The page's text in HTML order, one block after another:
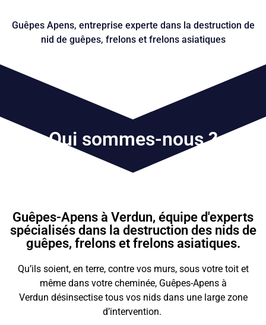
Guêpes Apens, entreprise experte dans la destruction de
nid de guêpes, frelons et frelons asiatiques
Qui sommes-nous ?
Guêpes-Apens à Verdun, équipe d'experts
spécialisés dans la destruction des nids de
guêpes, frelons et frelons asiatiques.
Qu’ils soient, en terre, contre vos murs, sous votre toit et
même dans votre cheminée, Guêpes-Apens à
Verdun désinsectise tous vos nids dans une large zone
d’intervention.